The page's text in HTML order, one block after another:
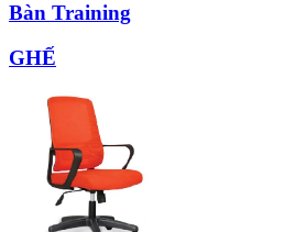
Bàn Training
GHẾ